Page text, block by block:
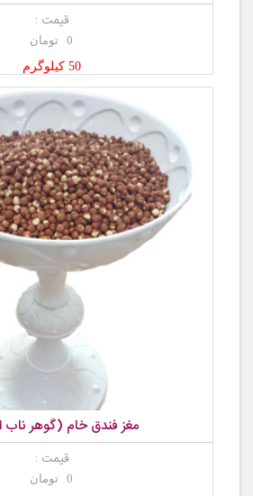
قیمت :
0 تومان
50 کیلوگرم
مغز فندق خام (گوهر ناب
قیمت :
0 تومان